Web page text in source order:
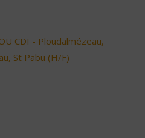
CDI - Ploudalmézeau,
St Pabu (H/F)